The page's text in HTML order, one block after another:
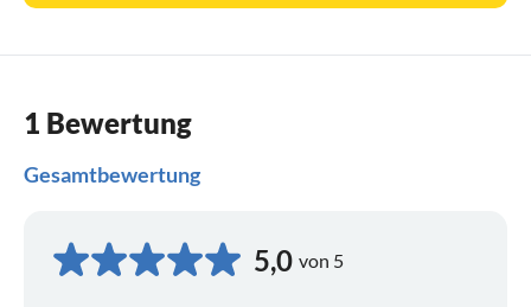
1 Bewertung
Gesamtbewertung
5,0 von 5